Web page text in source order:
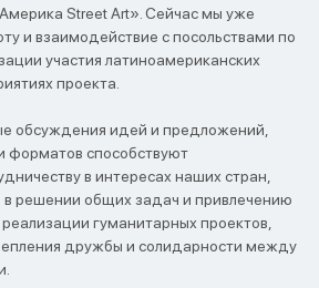
Street Art». Сейчас мы уже
и взаимодействие с посольствами по
участия латиноамериканских
проекта.
обсуждения идей и предложений,
форматов способствуют
в интересах наших стран,
решении общих задач и привлечению
гуманитарных проектов,
дружбы и солидарности между